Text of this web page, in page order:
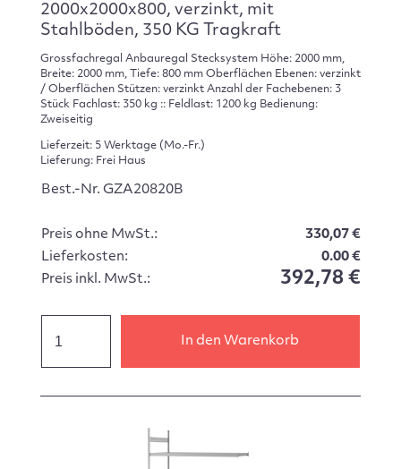
2000x2000x800, verzinkt, mit
Stahlböden, 350 KG Tragkraft
Grossfachregal Anbauregal Stecksystem Höhe: 2000 mm,
Breite: 2000 mm, Tiefe: 800 mm Oberflächen Ebenen: verzinkt
/ Oberflächen Stützen: verzinkt Anzahl der Fachebenen: 3
Stück Fachlast: 350 kg :: Feldlast: 1200 kg Bedienung:
Zweiseitig
Lieferzeit: 5 Werktage (Mo.-Fr.)
Lieferung: Frei Haus
Best.-Nr. GZA20820B
Preis ohne MwSt.:
330,07 €
Lieferkosten:
0.00 €
Preis inkl. MwSt.:
392,78 €
In den Warenkorb